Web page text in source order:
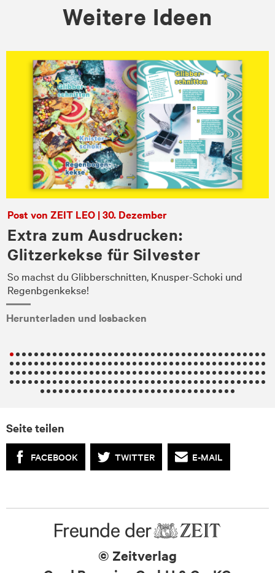
Weitere Ideen
Post von ZEIT LEO | 30. Dezember
Extra zum Ausdrucken:
Glitzerkekse für Silvester
So machst du Glibberschnitten, Knusper-Schoki und
Regenbgenkekse!
Herunterladen und losbacken
Seite teilen
FACEBOOK TWITTER E-MAIL
© Zeitverlag